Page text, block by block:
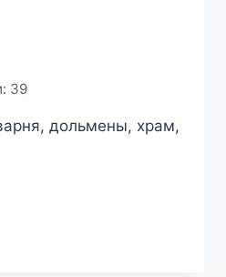
39
дольмены, храм,